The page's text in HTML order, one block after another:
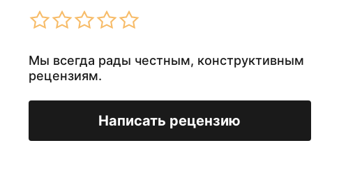
Мы всегда рады честным, конструктивным
рецензиям.
Написать рецензию